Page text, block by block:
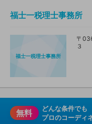
福士一税理士事務所
福士一税理士事務所
〒
３
無料
どんな条件でも
プロのコーディ